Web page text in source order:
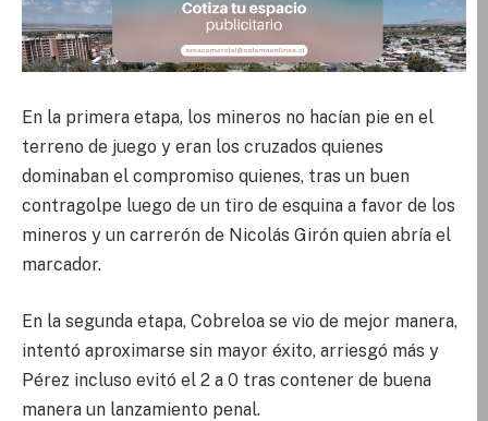
En la primera etapa, los mineros no hacían pie en el
terreno de juego y eran los cruzados quienes
dominaban el compromiso quienes, tras un buen
contragolpe luego de un tiro de esquina a favor de los
mineros y un carrerón de Nicolás Girón quien abría el
marcador.
En la segunda etapa, Cobreloa se vio de mejor manera,
intentó aproximarse sin mayor éxito, arriesgó más y
Pérez incluso evitó el 2 a 0 tras contener de buena
manera un lanzamiento penal.